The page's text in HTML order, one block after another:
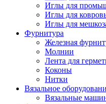
Иглы для
Иглы для
Иглы для
Фурнитура
Железная
Молнии
Лента для
Коконы
Нитки
Вязальное
Вязальные